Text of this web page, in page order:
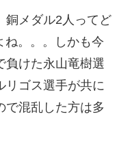
銅メダル2人ってど
ね。。。しかも今
負けた永山竜樹選
リゴス選手が共に
で混乱した方は多